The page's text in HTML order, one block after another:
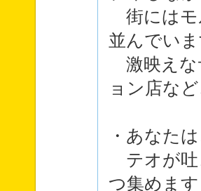
街にはモ
並んでい
激映えな
ョン店な
・あなた
テオが吐
つ集めま